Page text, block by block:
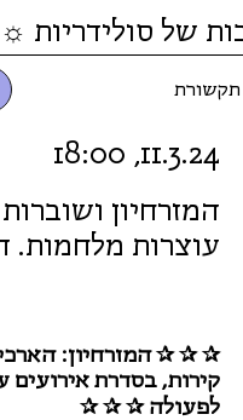
תקשורת
של סולידריות
המזרחיון
עוצרות מלחמות.
11.3.24, 18:00
✰ ✰ ✰ המזרחיון:
קירות, בסדרת
לפעולה ✰ ✰ ✰